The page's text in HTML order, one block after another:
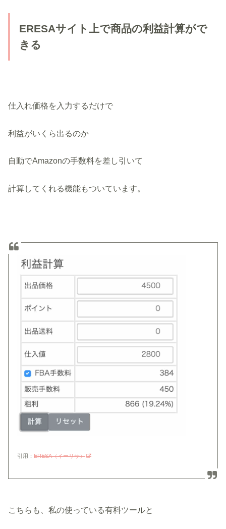
ERESAサイト上で商品の利益計算がで
きる
仕入れ価格を入力するだけで
利益がいくら出るのか
自動でAmazonの手数料を差し引いて
計算してくれる機能もついています。
引用：ERESA（イーリサ）
こちらも、私の使っている有料ツールと